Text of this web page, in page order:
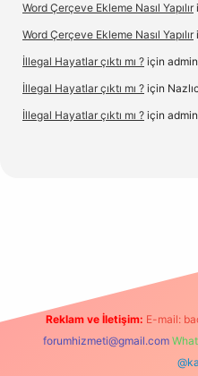
Word Çerçeve Ekleme Nasıl Yapılır
Word Çerçeve Ekleme Nasıl Yapılır
İllegal Hayatlar çıktı mı ? için admin
İllegal Hayatlar çıktı mı ? için
İllegal Hayatlar çıktı mı ? için admin
Reklam ve İletişim: E-mail:
forumhizmeti@gmail.com